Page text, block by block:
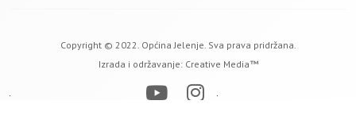
Copyright © 2022. Općina Jelenje. Sva prava pridržana.
Izrada i održavanje: Creative Media™